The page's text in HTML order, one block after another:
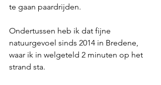
te gaan paardrijden.
Ondertussen heb ik dat fijne
natuurgevoel sinds 2014 in Bredene,
waar ik in welgeteld 2 minuten op het
strand sta.